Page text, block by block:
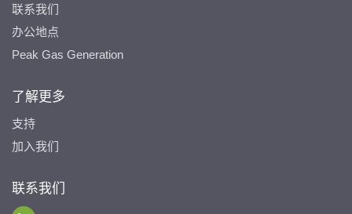
联系我们
办公地点
Peak Gas Generation
了解更多
支持
加入我们
联系我们